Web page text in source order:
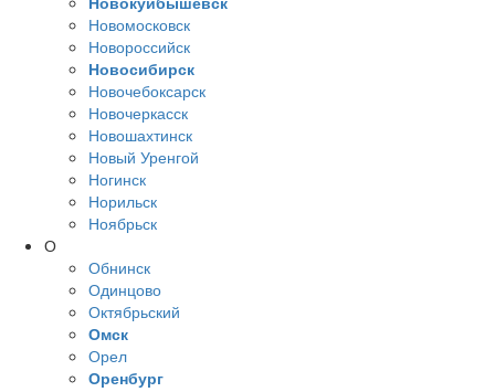
Новомосковск
Новороссийск
Новосибирск
Новочебоксарск
Новочеркасск
Новошахтинск
Новый Уренгой
Ногинск
Норильск
Ноябрьск
О
Обнинск
Одинцово
Октябрьский
Омск
Орел
Оренбург